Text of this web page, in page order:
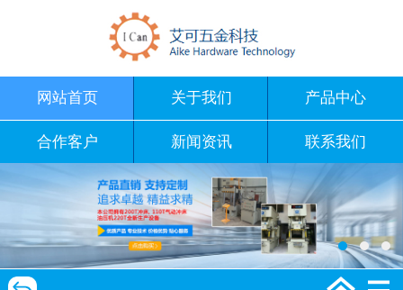
网站首页 关于我们 产品中心
合作客户 新闻资讯 联系我们